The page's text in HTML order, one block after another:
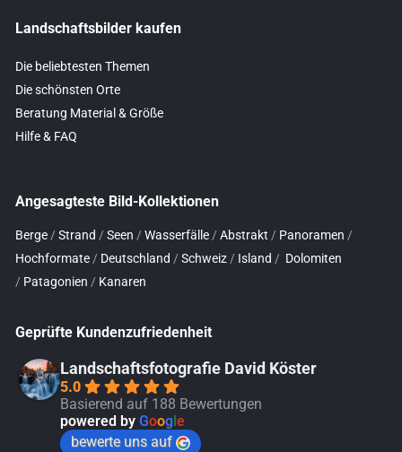
Landschaftsbilder kaufen
Die beliebtesten Themen
Die schönsten Orte
Beratung Material & Größe
Hilfe & FAQ
Angesagteste Bild-Kollektionen
Berge / Strand / Seen / Wasserfälle / Abstrakt / Panoramen /
Hochformate / Deutschland / Schweiz / Island / Dolomiten
/ Patagonien / Kanaren
Geprüfte Kundenzufriedenheit
Landschaftsfotografie David Köster
5.0
Basierend auf 188 Bewertungen
powered by Goog e
bewerte uns auf